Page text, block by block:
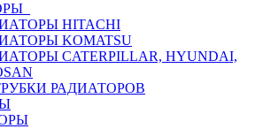
HITACHI
KOMATSU
CATERPILLAR, HYUNDAI,
РАДИАТОРОВ